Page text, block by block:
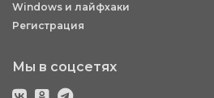
Windows и лайфхаки
Регистрация
Мы в соцсетях